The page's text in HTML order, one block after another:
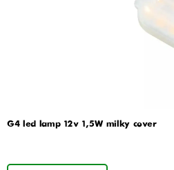
G4 led lamp 12v 1,5W milky cover